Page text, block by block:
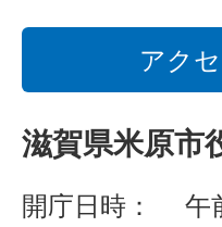
アク
滋賀県米原市
開庁日時： 午